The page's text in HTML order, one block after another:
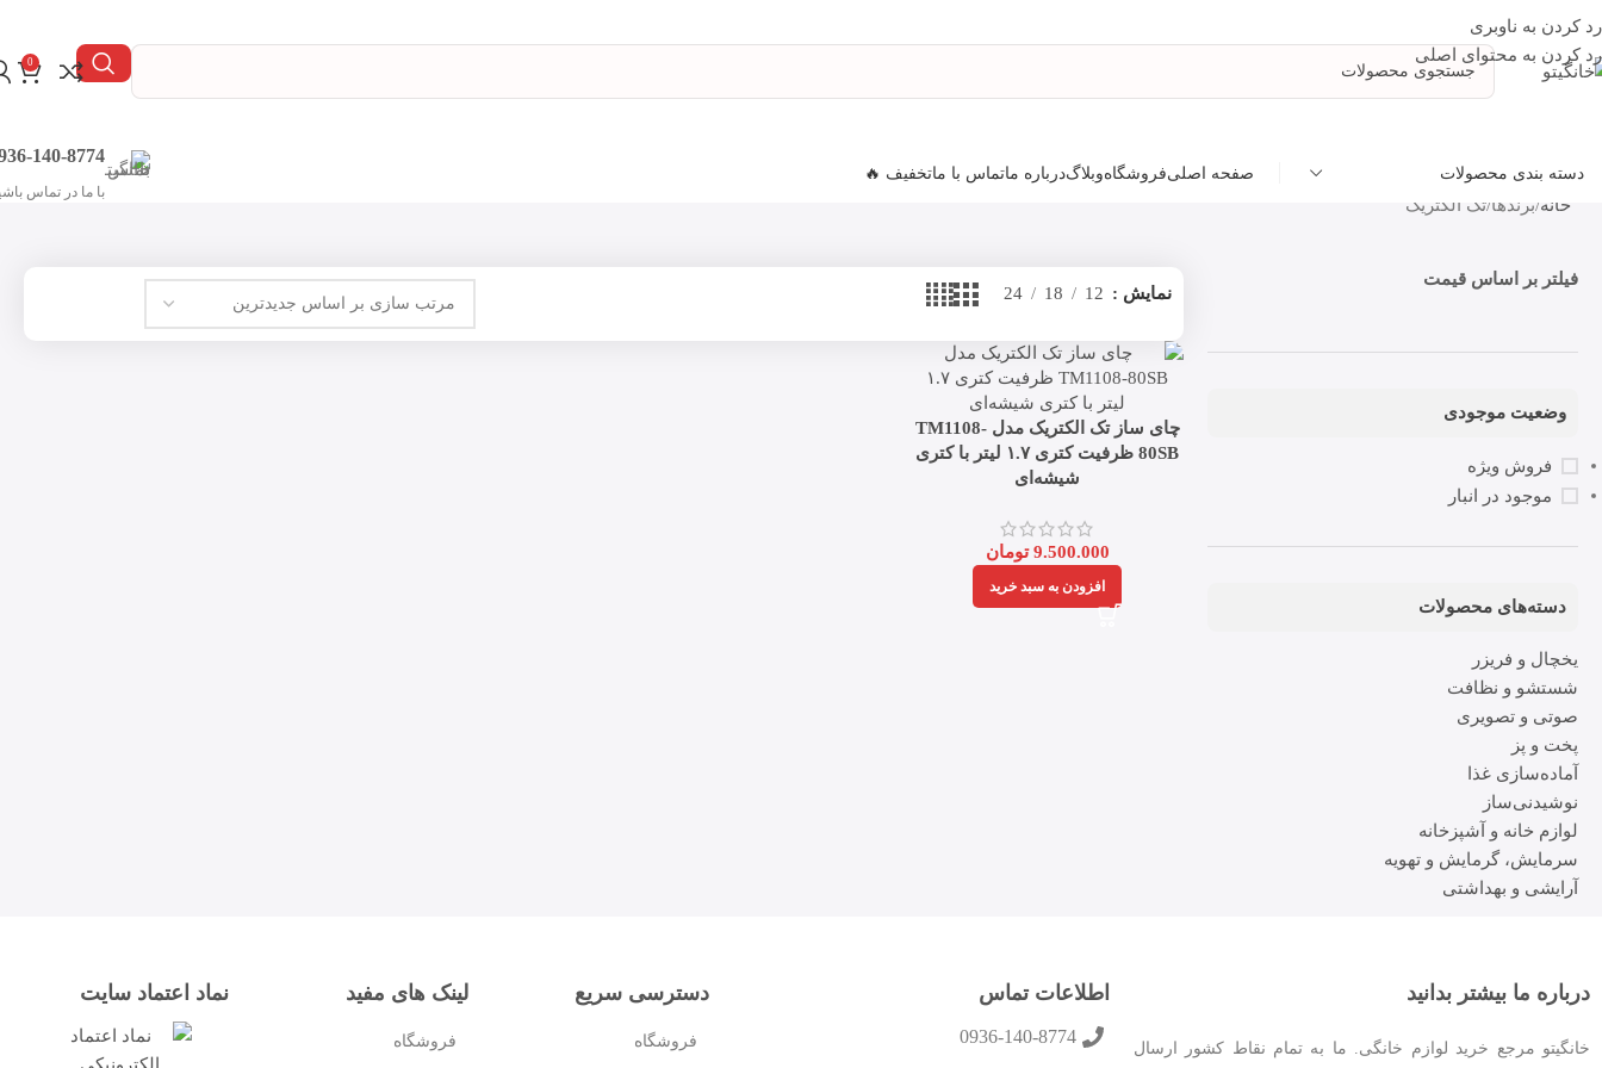
رد کردن به ناوبری
رد کردن به محتوای اصلی
0
دسته بندی محصولات صفحه اصلیفروشگاهوبلاگدرباره ماتماس با ماتخفیف 🔥
140-8774
با ما در تماس
خانه برندها تک الکتریک
فیلتر بر اساس قیمت
وضعیت موجودی
فروش ویژه
موجود در انبار
دسته‌های محصولات
یخچال و فریزر
شستشو و نظافت
صوتی و تصویری
پخت و پز
آماده‌سازی غذا
نوشیدنی‌ساز
لوازم خانه و آشپزخانه
سرمایش، گرمایش و تهویه
آرایشی و بهداشتی
نمایش 12
18
24
چای ساز تک الکتریک مدل TM1108-
80SB ظرفیت کتری ۱.۷ لیتر با کتری
شیشه‌ای
9.500.000 تومان
افزودن به سبد خرید
درباره ما بیشتر بدانید
خانگیتو مرجع خرید لوازم خانگی. ما به تمام نقاط کشور ارسال
اطلاعات تماس
0936-140-8774
دسترسی سریع
فروشگاه
لینک های مفید
فروشگاه
نماد اعتماد سایت